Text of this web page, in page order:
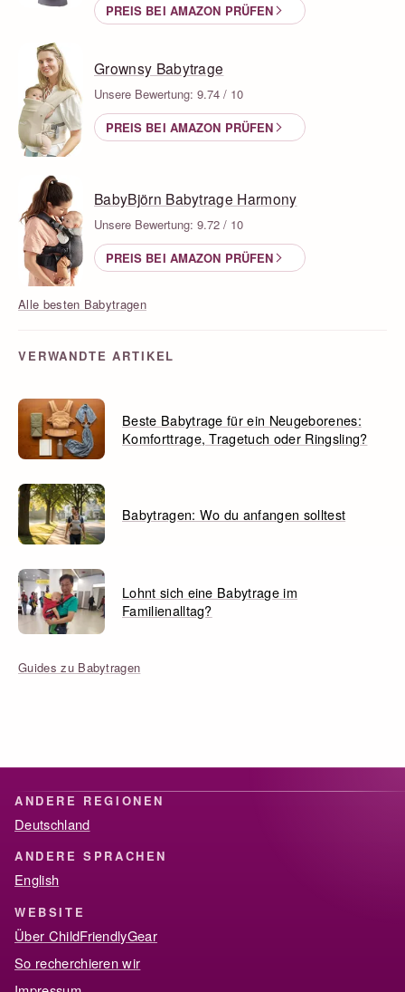
PREIS BEI AMAZON PRÜFEN
Grownsy Babytrage
Unsere Bewertung: 9.74 / 10
PREIS BEI AMAZON PRÜFEN
BabyBjörn Babytrage Harmony
Unsere Bewertung: 9.72 / 10
PREIS BEI AMAZON PRÜFEN
Alle besten Babytragen
VERWANDTE ARTIKEL
Beste Babytrage für ein Neugeborenes:
Komforttrage, Tragetuch oder Ringsling?
Babytragen: Wo du anfangen solltest
Lohnt sich eine Babytrage im
Familienalltag?
Guides zu Babytragen
ANDERE REGIONEN
Deutschland
ANDERE SPRACHEN
English
WEBSITE
Über ChildFriendlyGear
So recherchieren wir